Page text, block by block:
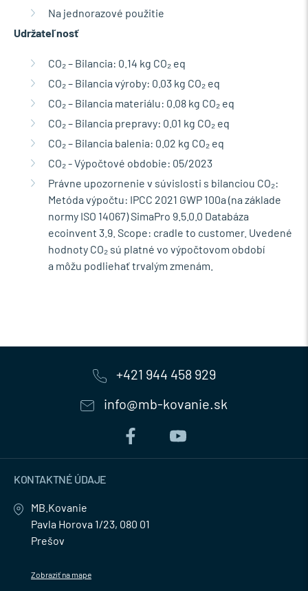
Na jednorazové použitie
Udržateľnosť
CO₂ – Bilancia: 0.14 kg CO₂ eq
CO₂ – Bilancia výroby: 0.03 kg CO₂ eq
CO₂ – Bilancia materiálu: 0.08 kg CO₂ eq
CO₂ – Bilancia prepravy: 0.01 kg CO₂ eq
CO₂ – Bilancia balenia: 0.02 kg CO₂ eq
CO₂ - Výpočtové obdobie: 05/2023
Právne upozornenie v súvislosti s bilanciou CO₂:
Metóda výpočtu: IPCC 2021 GWP 100a (na základe
normy ISO 14067) SimaPro 9.5.0.0 Databáza
ecoinvent 3.9. Scope: cradle to customer. Uvedené
hodnoty CO₂ sú platné vo výpočtovom období
a môžu podliehať trvalým zmenám.
+421 944 458 929
info@mb-kovanie.sk
KONTAKTNÉ ÚDAJE
MB.Kovanie
Pavla Horova 1/23, 080 01
Prešov
Zobraziť na mape